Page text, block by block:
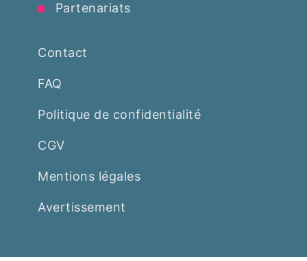
Partenariats
Contact
FAQ
Politique de confidentialité
CGV
Mentions légales
Avertissement